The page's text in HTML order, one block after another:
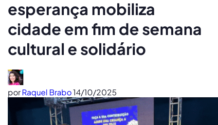
esperança mobiliza
cidade em fim de semana
cultural e solidário
porRaquel Brabo14/10/2025